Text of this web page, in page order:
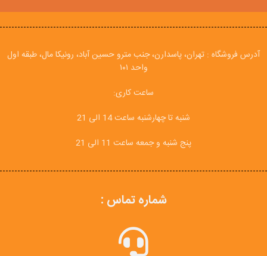
آدرس فروشگاه : تهران، پاسدارن، جنب مترو حسین آباد، رونیکا مال، طبقه اول
واحد ۱۰۱
ساعت کاری:
شنبه تا چهارشنبه ساعت 14 الی 21
پنج شنبه و جمعه ساعت 11 الی 21
شماره تماس :